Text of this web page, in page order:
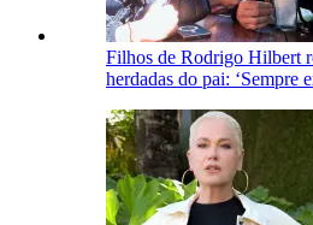
Filhos de Rodrigo Hilbert
herdadas do pai: ‘Sempre